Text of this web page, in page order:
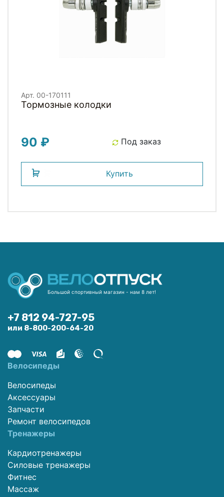
Арт. 00-170111
Тормозные колодки
90 ₽ Под заказ
Купить
Большой спортивный магазин - нам 8 лет!
+7 812 94-727-95
или 8-800-200-64-20
Велосипеды
Велосипеды
Аксессуары
Запчасти
Ремонт велосипедов
Тренажеры
Кардиотренажеры
Силовые тренажеры
Фитнес
Массаж